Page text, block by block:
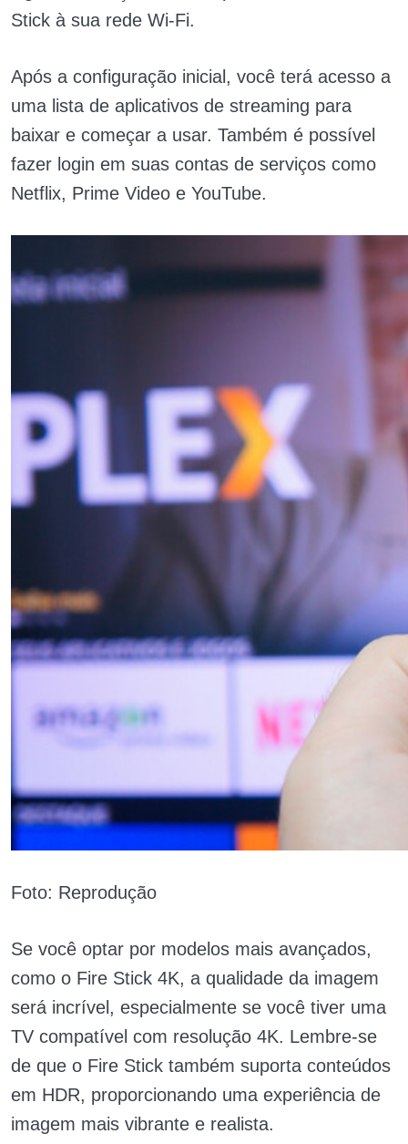
Stick à sua rede Wi-Fi.
Após a configuração inicial, você terá acesso a
uma lista de aplicativos de streaming para
baixar e começar a usar. Também é possível
fazer login em suas contas de serviços como
Netflix, Prime Video e YouTube.
Foto: Reprodução
Se você optar por modelos mais avançados,
como o Fire Stick 4K, a qualidade da imagem
será incrível, especialmente se você tiver uma
TV compatível com resolução 4K. Lembre-se
de que o Fire Stick também suporta conteúdos
em HDR, proporcionando uma experiência de
imagem mais vibrante e realista.